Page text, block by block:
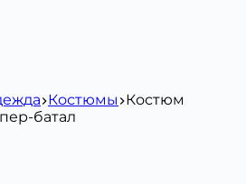
Костюмы Костюм
батал